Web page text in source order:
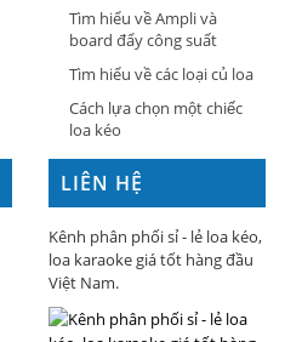
Tìm hiểu về Ampli và
board đẩy công suất
Tìm hiểu về các loại củ loa
Cách lựa chọn một chiếc
loa kéo
LIÊN HỆ
Kênh phân phối sỉ - lẻ loa kéo,
loa karaoke giá tốt hàng đầu
Việt Nam.